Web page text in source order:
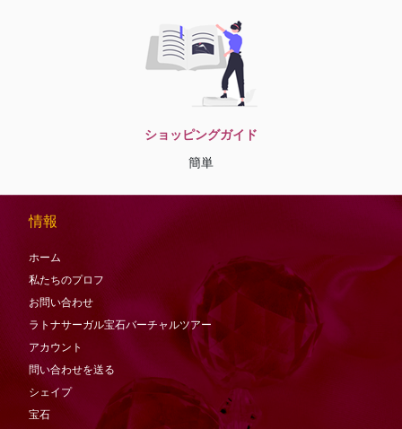
ショッピングガイド
簡単
情報
ホーム
私たちのプロフ
お問い合わせ
ラトナサーガル宝石バーチャ​​ルツアー
アカウント
問い合わせを送る
シェイプ
宝石